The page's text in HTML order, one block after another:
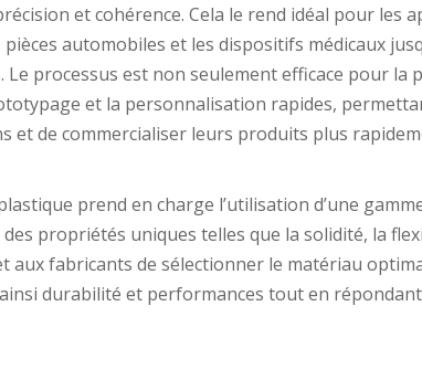
et cohérence. Cela le rend idéal pour les
automobiles et les dispositifs médicaux
processus est non seulement efficace pour la
et la personnalisation rapides,
et de commercialiser leurs produits plus
prend en charge l’utilisation d’une
propriétés uniques telles que la solidité, la
aux fabricants de sélectionner le matériau
durabilité et performances tout en